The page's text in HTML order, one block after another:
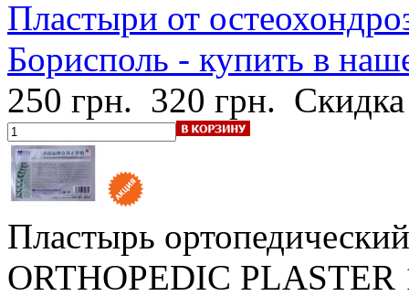
Пластыри от
Борисполь - купить в
250 грн. 320 грн.
Пластырь
ORTHOPEDIC PLASTER